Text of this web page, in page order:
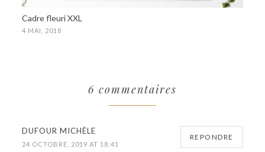
Cadre fleuri XXL
4 MAI, 2018
6 commentaires
REPONDRE
DUFOUR MICHÈLE
24 OCTOBRE, 2019 AT 18:41